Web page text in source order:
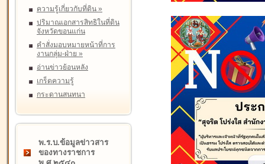
ความรู้เกี่ยวกับที่ดิน »
ปริมาณเอกสารสิทธิในที่ดิน
จังหวัดขอนแก่น
คำสั่งมอบหมายหน้าที่การ
งานกลุ่ม-ฝ่าย »
อ่านข่าวย้อนหลัง
เกร็ดความรู้
กระดานสนทนา
พ.ร.บ.ข้อมูลข่าวสาร
ของทางราชการ